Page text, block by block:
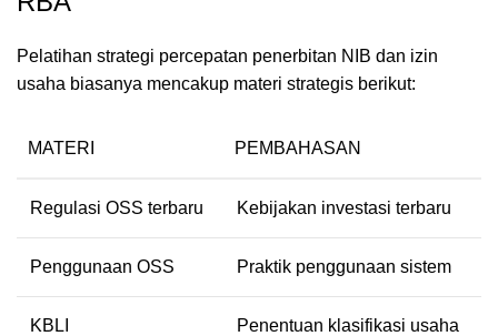
Pelatihan strategi percepatan penerbitan NIB dan izin
usaha biasanya mencakup materi strategis berikut:
MATERI PEMBAHASAN
Regulasi OSS terbaru Kebijakan investasi terbaru
Penggunaan OSS Praktik penggunaan sistem
KBLI Penentuan klasifikasi usaha